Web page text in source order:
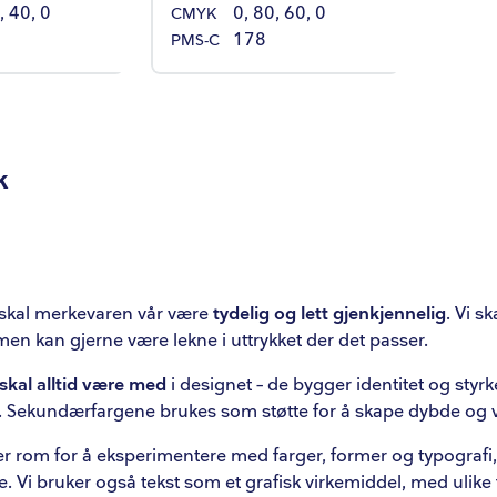
40, 0 CMYK 0, 80, 60, 0
PMS-C 178
merkevaren vår være tydelig og lett gjenkjennelig. Vi
kan gjerne være lekne i uttrykket der det passer.
alltid være med i designet – de bygger identitet og
Sekundærfargene brukes som støtte for å skape dybde og
rom for å eksperimentere med farger, former og
Vi bruker også tekst som et grafisk virkemiddel, med